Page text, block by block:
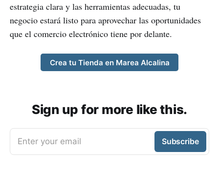
estrategia clara y las herramientas adecuadas, tu
negocio estará listo para aprovechar las oportunidades
que el comercio electrónico tiene por delante.
Crea tu Tienda en Marea Alcalina
Sign up for more like this.
Enter your email Subscribe